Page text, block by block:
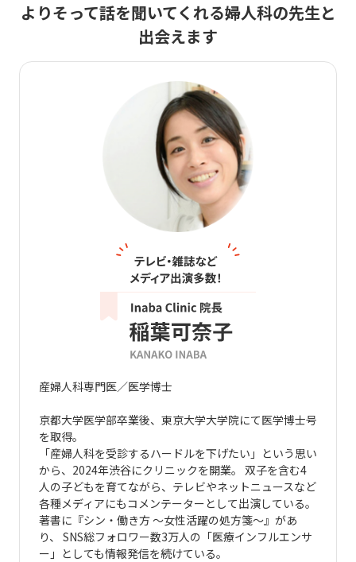
よりそって話を聞いてくれる婦人科の先生と
出会えます
産婦人科専門医／医学博士
京都大学医学部卒業後、東京大学大学院にて医学博士号
を取得。
「産婦人科を受診するハードルを下げたい」という思い
から、2024年渋谷にクリニックを開業。 双子を含む4
人の子どもを育てながら、テレビやネットニュースなど
各種メディアにもコメンテーターとして出演している。
著書に『シン・働き方 ～女性活躍の処方箋～』があ
り、 SNS総フォロワー数3万人の「医療インフルエンサ
ー」としても情報発信を続けている。